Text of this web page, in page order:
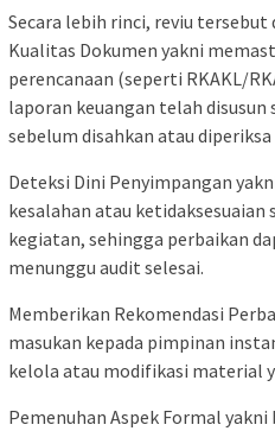
Secara lebih rinci, reviu
Kualitas Dokumen yakni
perencanaan (seperti RKAKL/
laporan keuangan telah disusun
sebelum disahkan atau
Deteksi Dini Penyimpangan
kesalahan atau ketidaksesuaian
kegiatan, sehingga perbaikan
menunggu audit selesai.
Memberikan Rekomendasi
masukan kepada pimpinan
kelola atau modifikasi material
Pemenuhan Aspek Formal